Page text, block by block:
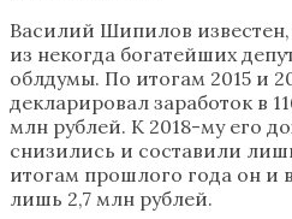
Василий Шипилов
из некогда богатейших
облдумы. По итогам 2015 и
декларировал заработок в
млн рублей. К 2018-му его
снизились и составили
итогам прошлого года он и
лишь 2,7 млн рублей.